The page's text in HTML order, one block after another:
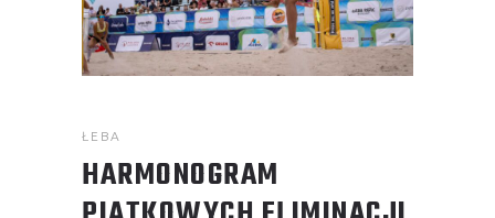
ŁEBA
HARMONOGRAM